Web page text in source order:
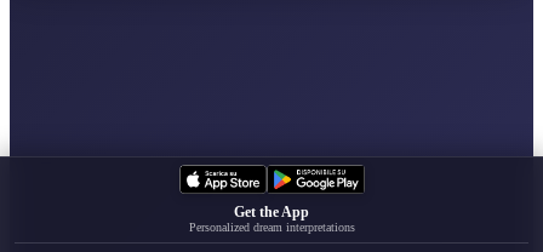
Get the App
Personalized dream interpretations